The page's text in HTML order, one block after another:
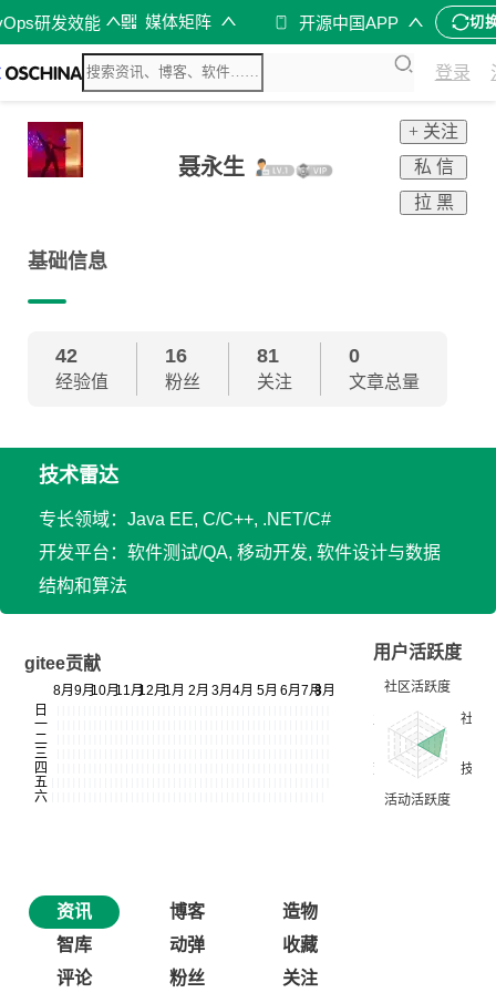
研发效能 媒体矩阵 开源中国APP 切
登录
聂永生
+ 关注
私 信
拉 黑
基础信息
42
经验值
16
粉丝
81
关注
0
文章总量
技术雷达
专长领域：Java EE, C/C++, .NET/C#
开发平台：软件测试/QA, 移动开发, 软件设计与数据
结构和算法
gitee贡献
用户活跃度
资讯 博客
造物
智库
动弹
收藏
评论
粉丝 关注